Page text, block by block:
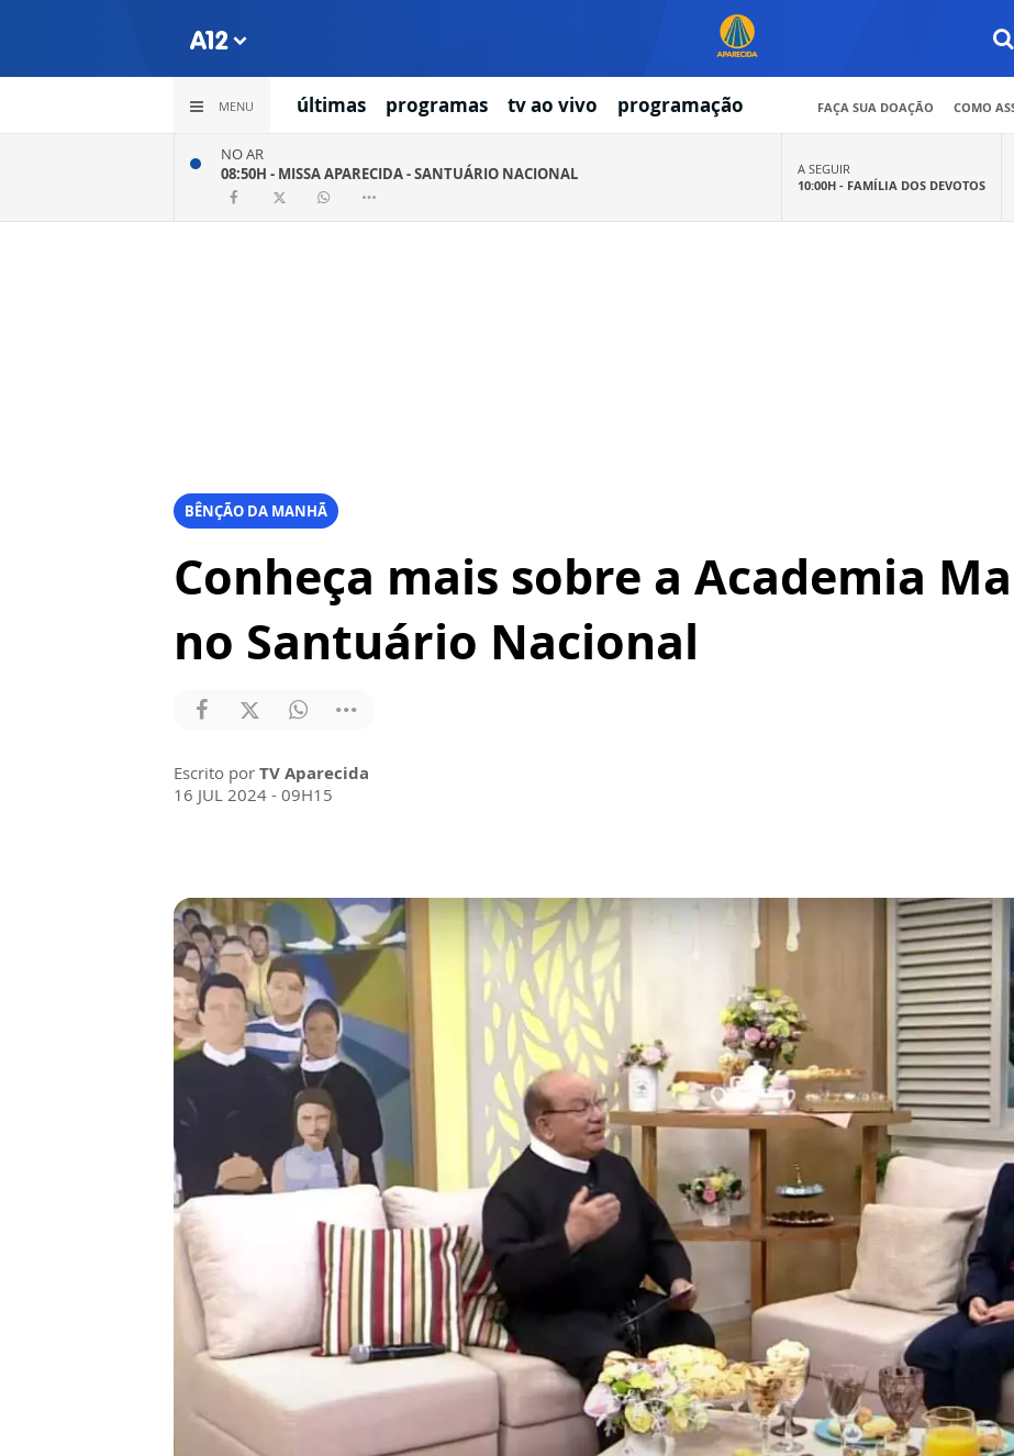
MENU últimas programas tv ao vivo programação FAÇA SUA DOAÇÃO COMO
NO AR
08:50H - MISSA APARECIDA - SANTUÁRIO NACIONAL
A SEGUIR
10:00H - FAMÍLIA DOS DEVOTOS
BÊNÇÃO DA MANHÃ
Conheça mais sobre a Academia
no Santuário Nacional
Escrito por TV Aparecida
16 JUL 2024 - 09H15